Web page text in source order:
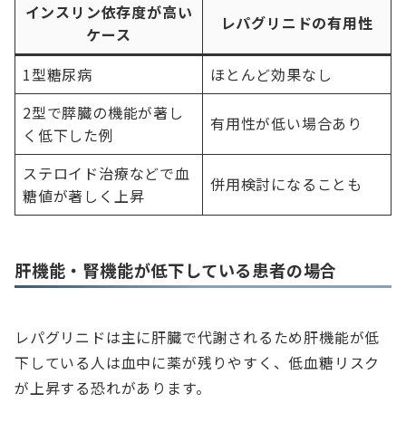
インスリン依存度が高い
ケース
レパグリニドの有用性
1型糖尿病
ほとんど効果なし
2型で膵臓の機能が著し
く低下した例
有用性が低い場合あり
ステロイド治療などで血
糖値が著しく上昇
併用検討になることも
肝機能・腎機能が低下している患者の場合
レパグリニドは主に肝臓で代謝されるため肝機能が低
下している人は血中に薬が残りやすく、低血糖リスク
が上昇する恐れがあります。